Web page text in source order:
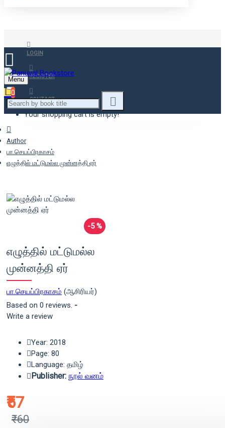
LOGIN
REGISTER
CONTACT
Menu
0
Your shopping cart is empty!
Author
பா.செயப்பிரகாசம்
எழுத்தில் மட்டுமல்ல முன்னத்தி ஏர்
-5 %
எழுத்தில் மட்டுமல்ல
முன்னத்தி ஏர்
பா.செயப்பிரகாசம் (ஆசிரியர்)
Based on 0 reviews. -
Write a review
₹57
₹60
Year: 2018
Page: 80
Language: தமிழ்
Publisher: நூல் வனம்